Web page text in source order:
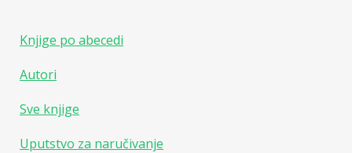
Knjige po abecedi
Autori
Sve knjige
Uputstvo za naručivanje